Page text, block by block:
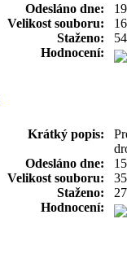
Odesláno dne:
Velikost souboru:
Staženo:
Hodnocení:
Krátký popis:
Odesláno dne:
Velikost souboru:
Staženo:
Hodnocení: